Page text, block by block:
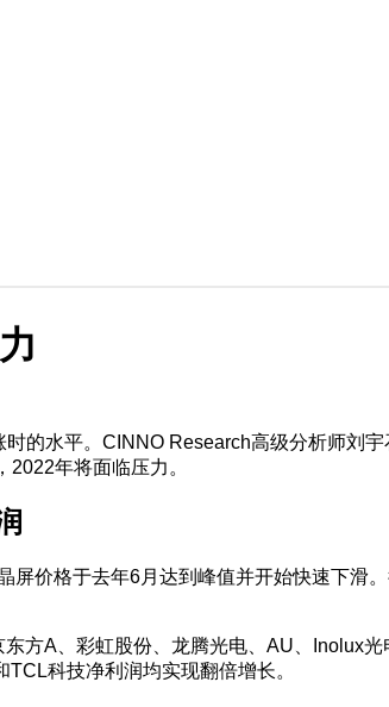
的水平。CINNO Research高级分析师刘
年将面临压力。
价格于去年6月达到峰值并开始快速下滑
东方A、彩虹股份、龙腾光电、AU、Inolux
科技净利润均实现翻倍增长。